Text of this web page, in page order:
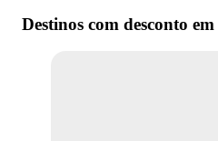
Destinos com desconto em